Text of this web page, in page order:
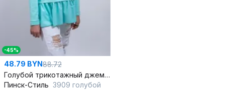
-45%
48.79 BYN88.72
Голубой трикотажный джемпер с воланом
Пинск-Стиль 3909 голубой